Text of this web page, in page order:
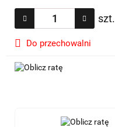
szt.
Do przechowalni